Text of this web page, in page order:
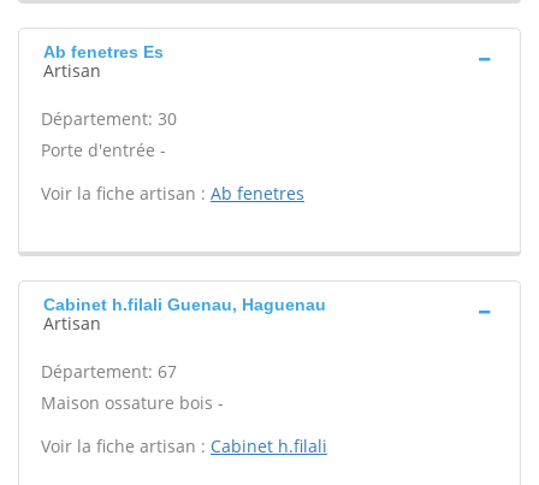
Ab fenetres Es
Artisan
Département: 30
Porte d'entrée -
Voir la fiche artisan : Ab fenetres
Cabinet h.filali Guenau, Haguenau
Artisan
Département: 67
Maison ossature bois -
Voir la fiche artisan : Cabinet h.filali